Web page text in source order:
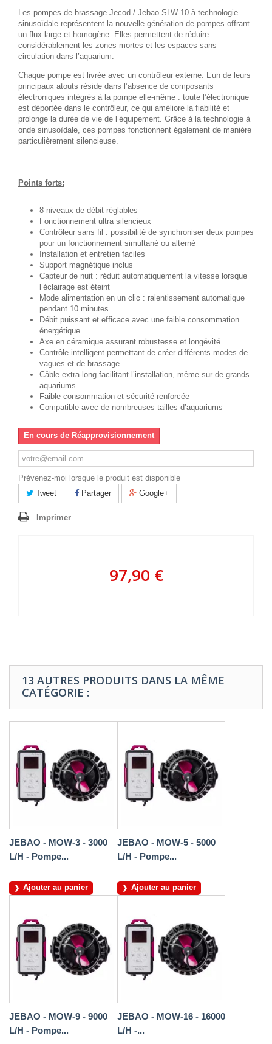
Les pompes de brassage Jecod / Jebao SLW-10 à technologie
sinusoïdale représentent la nouvelle génération de pompes offrant
un flux large et homogène. Elles permettent de réduire
considérablement les zones mortes et les espaces sans
circulation dans l’aquarium.
Chaque pompe est livrée avec un contrôleur externe. L’un de leurs
principaux atouts réside dans l’absence de composants
électroniques intégrés à la pompe elle-même : toute l’électronique
est déportée dans le contrôleur, ce qui améliore la fiabilité et
prolonge la durée de vie de l’équipement. Grâce à la technologie à
onde sinusoïdale, ces pompes fonctionnent également de manière
particulièrement silencieuse.
Points forts:
8 niveaux de débit réglables
Fonctionnement ultra silencieux
Contrôleur sans fil : possibilité de synchroniser deux pompes
pour un fonctionnement simultané ou alterné
Installation et entretien faciles
Support magnétique inclus
Capteur de nuit : réduit automatiquement la vitesse lorsque
l’éclairage est éteint
Mode alimentation en un clic : ralentissement automatique
pendant 10 minutes
Débit puissant et efficace avec une faible consommation
énergétique
Axe en céramique assurant robustesse et longévité
Contrôle intelligent permettant de créer différents modes de
vagues et de brassage
Câble extra-long facilitant l’installation, même sur de grands
aquariums
Faible consommation et sécurité renforcée
Compatible avec de nombreuses tailles d’aquariums
En cours de Réapprovisionnement
Prévenez-moi lorsque le produit est disponible
Tweet
Partager Google+
Imprimer
97,90 €
13 AUTRES PRODUITS DANS LA MÊME
CATÉGORIE :
JEBAO - MOW-3 - 3000
L/H - Pompe...
Ajouter au panier
JEBAO - MOW-5 - 5000
L/H - Pompe...
Ajouter au panier
JEBAO - MOW-9 - 9000
L/H - Pompe...
JEBAO - MOW-16 - 16000
L/H -...